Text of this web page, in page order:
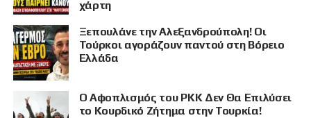
χάρτη
Ξεπουλάνε την Αλεξανδρούπολη! Οι
Τούρκοι αγοράζουν παντού στη Βόρειο
Ελλάδα
Ο Αφοπλισμός του PKK Δεν Θα Επιλύσει
το Κουρδικό Ζήτημα στην Τουρκία!